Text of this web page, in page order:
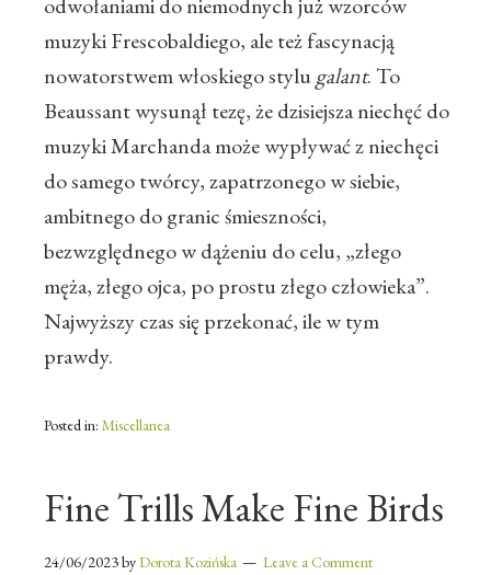
odwołaniami do niemodnych już wzorców
muzyki Frescobaldiego, ale też fascynacją
nowatorstwem włoskiego stylugalant. To
Beaussant wysunął tezę, że dzisiejsza niechęć do
muzyki Marchanda może wypływać z niechęci
do samego twórcy, zapatrzonego w siebie,
ambitnego do granic śmieszności,
bezwzględnego w dążeniu do celu, „złego
męża, złego ojca, po prostu złego człowieka”.
Najwyższy czas się przekonać, ile w tym
prawdy.
Posted in: Miscellanea
Fine Trills Make Fine Birds
24/06/2023byDorota Kozińska Leave a Comment